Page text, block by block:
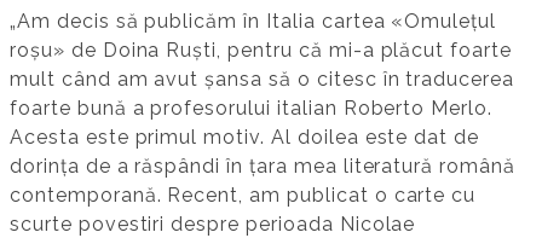
„Am decis să publicăm în Italia cartea «Omulețul
roșu» de Doina Ruști, pentru că mi-a plăcut foarte
mult când am avut șansa să o citesc în traducerea
foarte bună a profesorului italian Roberto Merlo.
Acesta este primul motiv. Al doilea este dat de
dorința de a răspândi în țara mea literatură română
contemporană. Recent, am publicat o carte cu
scurte povestiri despre perioada Nicolae